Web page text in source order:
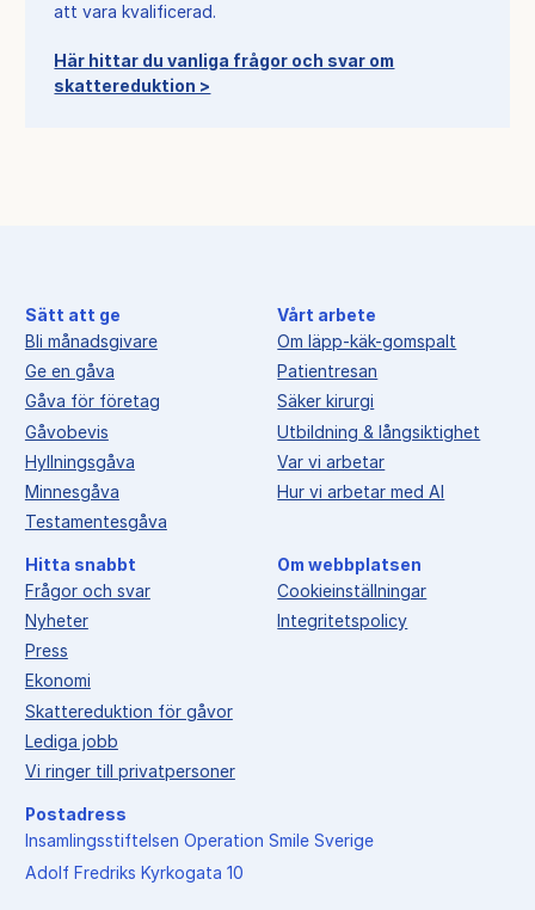
att vara kvalificerad.
Här hittar du vanliga frågor och svar om
skattereduktion >
Sätt att ge
Bli månadsgivare
Ge en gåva
Gåva för företag
Gåvobevis
Hyllningsgåva
Minnesgåva
Testamentesgåva
Vårt arbete
Om läpp-käk-gomspalt
Patientresan
Säker kirurgi
Utbildning & långsiktighet
Var vi arbetar
Hur vi arbetar med AI
Hitta snabbt
Frågor och svar
Nyheter
Press
Ekonomi
Skattereduktion för gåvor
Lediga jobb
Vi ringer till privatpersoner
Om webbplatsen
Cookieinställningar
Integritetspolicy
Postadress
Insamlingsstiftelsen Operation Smile Sverige
Adolf Fredriks Kyrkogata 10